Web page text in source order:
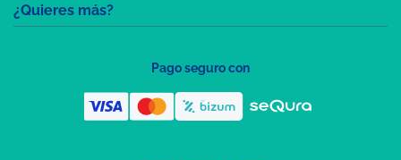
¿Quieres más?
Pago seguro con